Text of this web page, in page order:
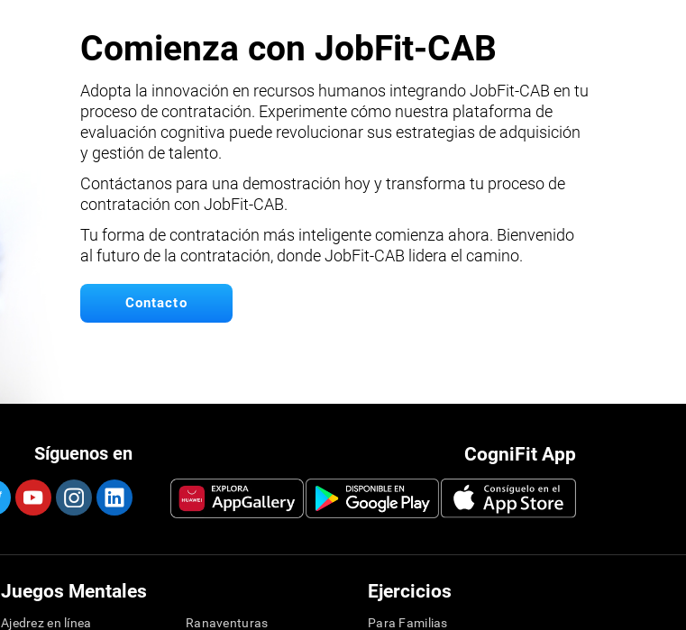
Comienza con JobFit-CAB
Adopta la innovación en recursos humanos integrando JobFit-CAB en tu
proceso de contratación. Experimente cómo nuestra plataforma de
evaluación cognitiva puede revolucionar sus estrategias de adquisición
y gestión de talento.
Contáctanos para una demostración hoy y transforma tu proceso de
contratación con JobFit-CAB.
Tu forma de contratación más inteligente comienza ahora. Bienvenido
al futuro de la contratación, donde JobFit-CAB lidera el camino.
Contacto
CogniFit App
Síguenos en
Juegos Mentales
Ajedrez en línea Ranaventuras
Ejercicios
Para Familias